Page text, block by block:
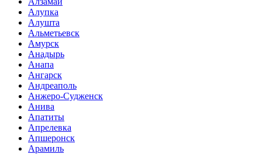
Алупка
Алушта
Альметьевск
Амурск
Анадырь
Анапа
Ангарск
Андреаполь
Анжеро-Судженск
Анива
Апатиты
Апрелевка
Апшеронск
Арамиль